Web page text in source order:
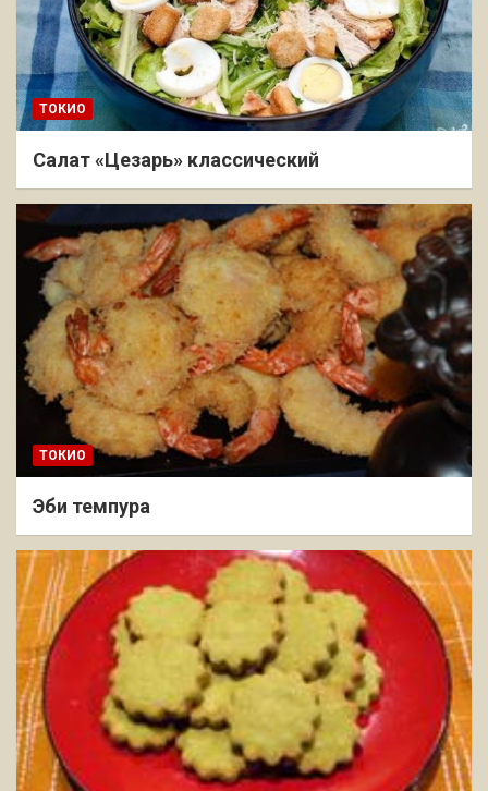
ТОКИО
Салат «Цезарь» классический
ТОКИО
Эби темпура